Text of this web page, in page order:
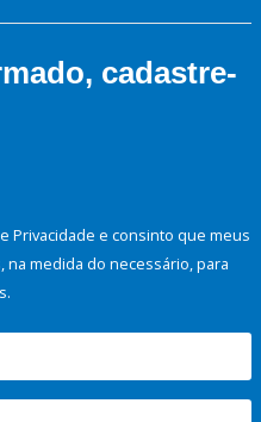
cadastre-
Privacidade e consinto que meus
medida do necessário, para